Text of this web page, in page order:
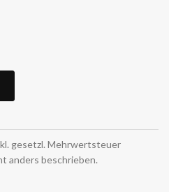
gesetzl. Mehrwertsteuer
anders beschrieben.